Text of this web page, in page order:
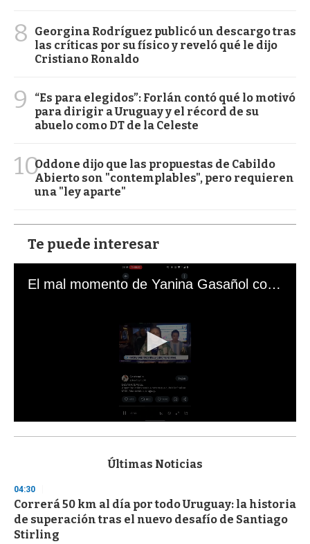
8
Georgina Rodríguez publicó un descargo tras
las críticas por su físico y reveló qué le dijo
Cristiano Ronaldo
9
“Es para elegidos”: Forlán contó qué lo motivó
para dirigir a Uruguay y el récord de su
abuelo como DT de la Celeste
10Oddone dijo que las propuestas de Cabildo
Abierto son "contemplables", pero requieren
una "ley aparte"
Te puede interesar
El mal momento de Yanina Gasañol con un hincha argentino en "Subrayado"
s
d
s
o
f
3
Últimas Noticias
04:30
Correrá 50 km al día por todo Uruguay: la historia
de superación tras el nuevo desafío de Santiago
Stirling